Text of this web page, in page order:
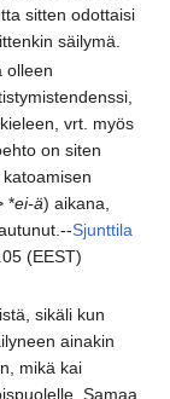
sitten odottaisi
säilymä.
olleen
vrt. myös
on siten
katoamisen
*ei-ä) aikana,
Sjunttila
(EEST)
sikäli kun
ainakin
mikä kai
Samaa